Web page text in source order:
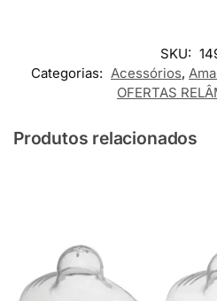
SKU:
Categorias: Acessórios,
OFERTAS
Produtos relacionados